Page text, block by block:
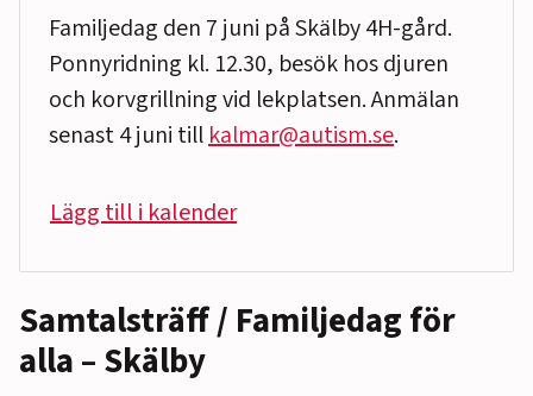
Samtalsträff / Familjedag för
alla – Skälby
Familjedag den 7 juni på Skälby 4H-gård.
Ponnyridning kl. 12.30, besök hos djuren
och korvgrillning vid lekplatsen. Anmälan
senast 4 juni tillkalmar@autism.se.
Lägg till i kalender